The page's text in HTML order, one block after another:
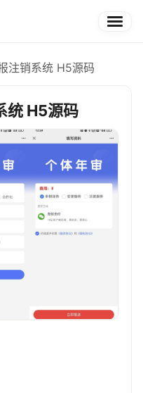
注销系统 H5源码
统 H5源码